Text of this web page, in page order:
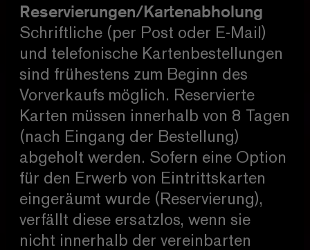
Reservierungen/Kartenabholung
Schriftliche (per Post oder E-Mail)
und telefonische Kartenbestellungen
sind frühestens zum Beginn des
Vorverkaufs möglich. Reservierte
Karten müssen innerhalb von 8 Tagen
(nach Eingang der Bestellung)
abgeholt werden. Sofern eine Option
für den Erwerb von Eintrittskarten
eingeräumt wurde (Reservierung),
verfällt diese ersatzlos, wenn sie
nicht innerhalb der vereinbarten